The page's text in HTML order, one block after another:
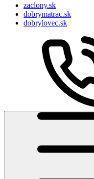
zaclony.sk
dobrymatrac.sk
dobrylovec.sk